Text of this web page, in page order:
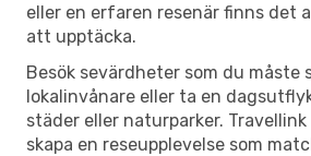
eller en erfaren resenär finns det
att upptäcka.
Besök sevärdheter som du måste
lokalinvånare eller ta en
städer eller naturparker.
skapa en reseupplevelse som